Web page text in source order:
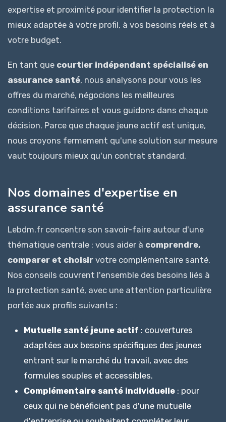
expertise et proximité pour identifier la protection la
mieux adaptée à votre profil, à vos besoins réels et à
votre budget.
En tant que courtier indépendant spécialisé en
assurance santé, nous analysons pour vous les
offres du marché, négocions les meilleures
conditions tarifaires et vous guidons dans chaque
décision. Parce que chaque jeune actif est unique,
nous croyons fermement qu'une solution sur mesure
vaut toujours mieux qu'un contrat standard.
Nos domaines d'expertise en
assurance santé
Lebdm.fr concentre son savoir-faire autour d'une
thématique centrale : vous aider à comprendre,
comparer et choisir votre complémentaire santé.
Nos conseils couvrent l'ensemble des besoins liés à
la protection santé, avec une attention particulière
portée aux profils suivants :
Mutuelle santé jeune actif : couvertures
adaptées aux besoins spécifiques des jeunes
entrant sur le marché du travail, avec des
formules souples et accessibles.
Complémentaire santé individuelle : pour
ceux qui ne bénéficient pas d'une mutuelle